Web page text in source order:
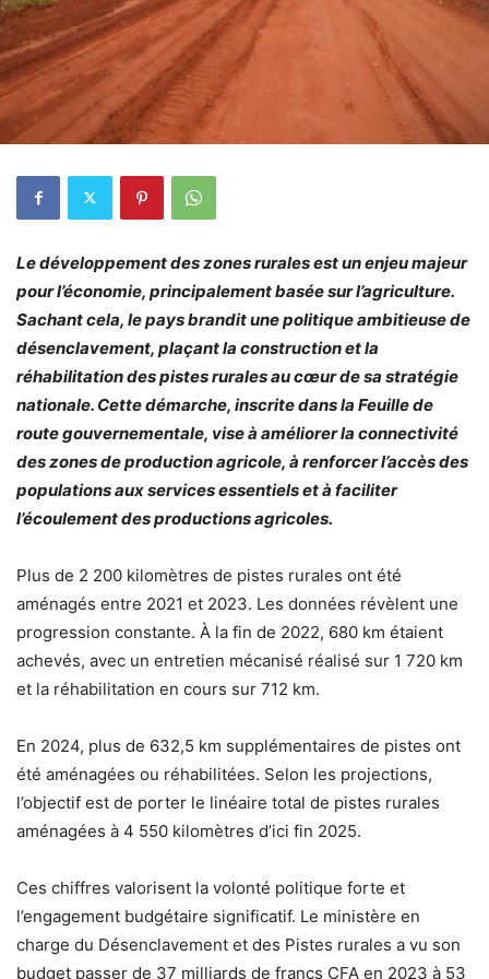
Le développement des zones rurales est un enjeu majeur
pour l’économie, principalement basée sur l’agriculture.
Sachant cela, le pays brandit une politique ambitieuse de
désenclavement, plaçant la construction et la
réhabilitation des pistes rurales au cœur de sa stratégie
nationale. Cette démarche, inscrite dans la Feuille de
route gouvernementale, vise à améliorer la connectivité
des zones de production agricole, à renforcer l’accès des
populations aux services essentiels et à faciliter
l’écoulement des productions agricoles.
Plus de 2 200 kilomètres de pistes rurales ont été
aménagés entre 2021 et 2023. Les données révèlent une
progression constante. À la fin de 2022, 680 km étaient
achevés, avec un entretien mécanisé réalisé sur 1 720 km
et la réhabilitation en cours sur 712 km.
En 2024, plus de 632,5 km supplémentaires de pistes ont
été aménagées ou réhabilitées. Selon les projections,
l’objectif est de porter le linéaire total de pistes rurales
aménagées à 4 550 kilomètres d’ici fin 2025.
Ces chiffres valorisent la volonté politique forte et
l’engagement budgétaire significatif. Le ministère en
charge du Désenclavement et des Pistes rurales a vu son
budget passer de 37 milliards de francs CFA en 2023 à 53